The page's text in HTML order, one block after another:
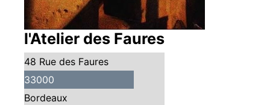
l'Atelier des Faures
48 Rue des Faures
33000
Bordeaux